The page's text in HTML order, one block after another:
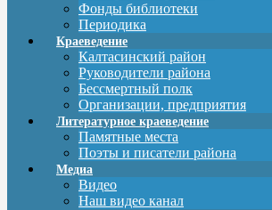
Фонды библиотеки
Периодика
Краеведение
Калтасинский район
Руководители района
Бессмертный полк
Организации, предприятия
Литературное краеведение
Памятные места
Поэты и писатели района
Медиа
Видео
Наш видео канал